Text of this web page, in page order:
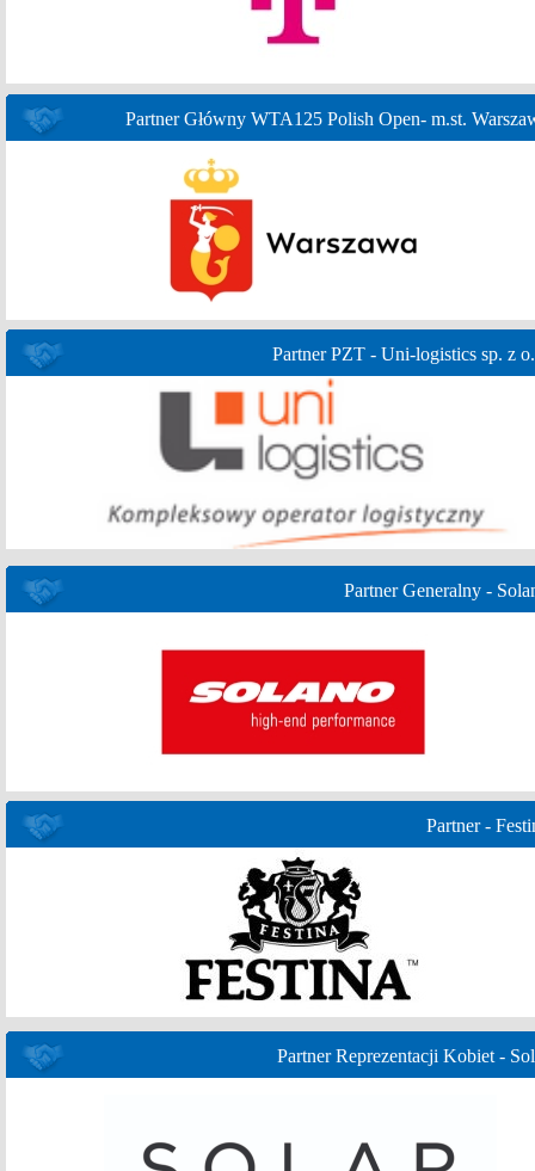
Partner Główny WTA125 Polish Open- m.st.
Partner PZT - Uni-logistics sp. z
Partner Generalny -
Partner -
Partner Reprezentacji Kobiet -